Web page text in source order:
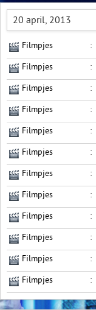
20 april, 2013
Filmpjes :
Filmpjes :
Filmpjes :
Filmpjes :
Filmpjes :
Filmpjes :
Filmpjes :
Filmpjes :
Filmpjes :
Filmpjes :
Filmpjes :
Filmpjes :